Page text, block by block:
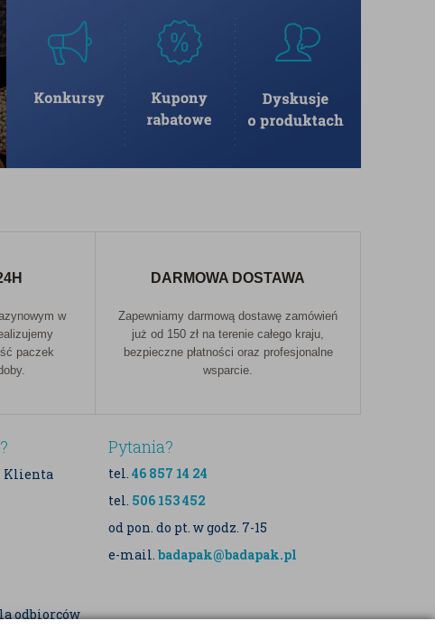
w
paczek
DARMOWA DOSTAWA
Zapewniamy darmową dostawę zamówień
już od 150 zł na terenie całego kraju,
bezpieczne płatności oraz profesjonalne
wsparcie.
Pytania?
tel. 46 857 14 24
tel. 506 153 452
od pon. do pt. w godz. 7-15
e-mail. badapak@badapak.pl
Klienta
odbiorców